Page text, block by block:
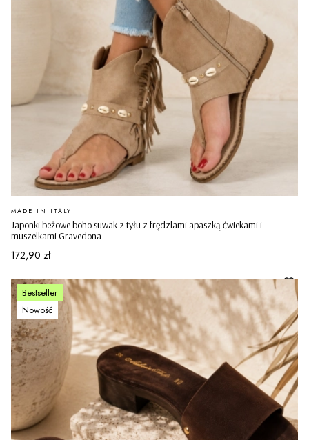
Japonki beżowe boho suwak z tyłu z frędzlami apaszką ćwiekami i
muszelkami Gravedona
PRODUCENT
MADE IN ITALY
Cena
172,90 zł
Bestseller
Nowość